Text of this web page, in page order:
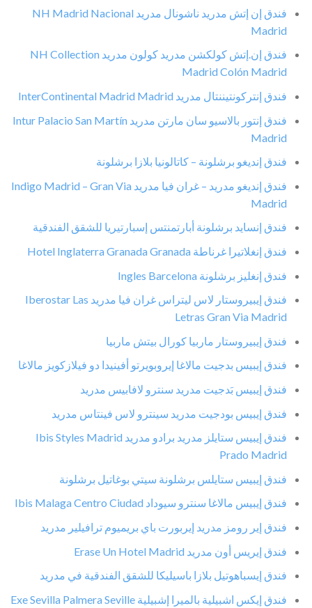
فندق إن إتش مدريد ناشونال مدريد NH Madrid Nacional
Madrid
فندق إن.إتش كولكشن مدريد كولون مدريد NH Collection
Madrid Colón Madrid
فندق إنتركونتيننتال مدريد InterContinental Madrid Madrid
فندق إنتور بالاسيو سان مارتن مدريد Intur Palacio San Martín
Madrid
فندق إنديغو برشلونة – كاتالونيا بلازا برشلونة
فندق إنديغو مدريد – غران فيا مدريد Indigo Madrid – Gran Via
Madrid
فندق إنسايد برشلونة أبارتمنتس إسبارتيريا للشقق الفندقية
فندق إنغلاتيرا غرناطة Hotel Inglaterra Granada Granada
فندق إنغليز برشلونة Ingles Barcelona
فندق إيبيروستار لاس ليتراس غران فيا مدريد Iberostar Las
Letras Gran Via Madrid
فندق إيبيروستار ماربيا كورال بيتش ماربيا
فندق إيبيس بدجيت مالاغا إيروبويرتو أفينيدا دو فيلازكويز مالاغا
فندق إيبيس بَدجيت مدريد سنترو لافابيس مدريد
فندق إيبيس بودجيت مدريد سينترو لاس فينتاس مدريد
فندق إيبيس ستايلز مدريد برادو مدريد Ibis Styles Madrid
Prado Madrid
فندق إيبيس ستايلس برشلونة سيتي بوغاتيل برشلونة
فندق إيبيس مالاغا سنترو سيوداد Ibis Malaga Centro Ciudad
فندق إير رومز مدريد إيربورت باي بريميوم ترافيلير مدريد
فندق إيريس أون مدريد Erase Un Hotel Madrid
فندق إيسباهوتيل بلازا باسيليكا للشقق الفندقية في مدريد
فندق إيكس اشبيلية بالميرا إشبيلية Exe Sevilla Palmera Seville